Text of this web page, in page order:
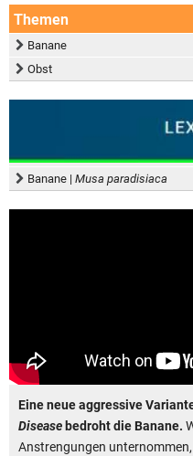
Themen
Banane
Obst
Banane | Musa paradisiaca
Eine neue aggressive
Disease bedroht die Banane.
Anstrengungen